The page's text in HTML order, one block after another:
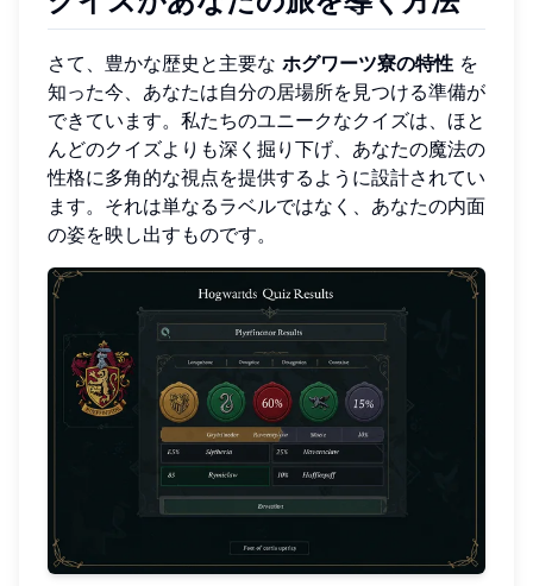
さて、豊かな歴史と主要な ホグワーツ寮の特性 を
知った今、あなたは自分の居場所を見つける準備が
できています。私たちのユニークなクイズは、ほと
んどのクイズよりも深く掘り下げ、あなたの魔法の
性格に多角的な視点を提供するように設計されてい
ます。それは単なるラベルではなく、あなたの内面
の姿を映し出すものです。